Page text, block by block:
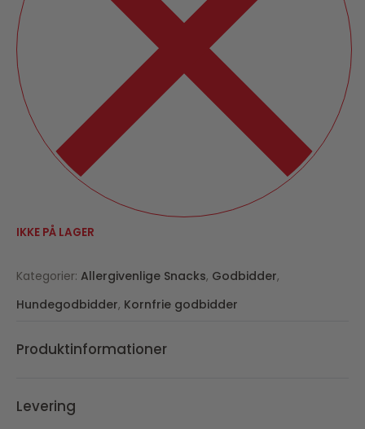
IKKE PÅ LAGER
Kategorier: Allergivenlige Snacks, Godbidder,
Hundegodbidder, Kornfrie godbidder
Produktinformationer
Levering